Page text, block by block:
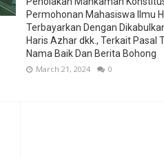
Permohonan Mahasiswa Ilmu
Terbayarkan Dengan
Haris Azhar dkk., Terkait Pasal
Nama Baik Dan Berita Bohong
March 21, 2024 0